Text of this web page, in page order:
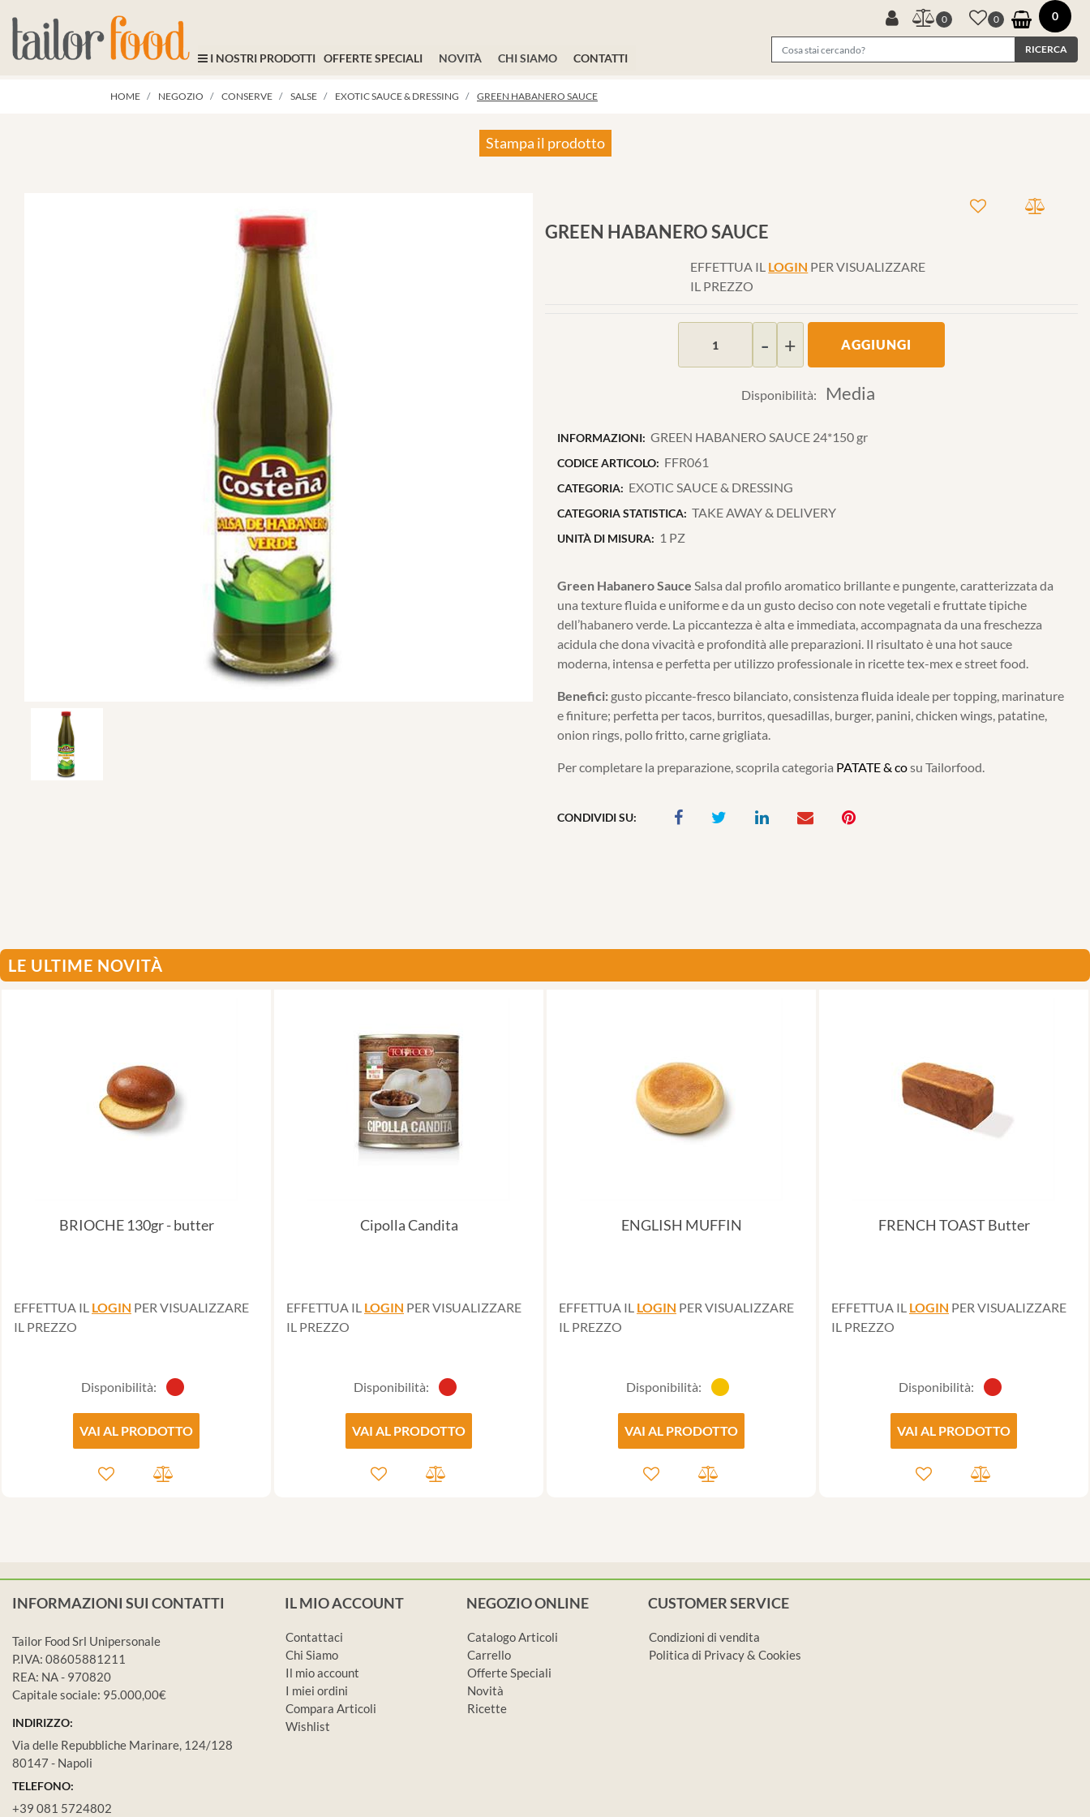
I NOSTRI PRODOTTI OFFERTE SPECIALI NOVITÀ CHI SIAMO CONTATTI
0 0 0
HOME NEGOZIO CONSERVE SALSE EXOTIC SAUCE & DRESSING GREEN HABANERO SAUCE
Stampa il prodotto
GREEN HABANERO SAUCE
EFFETTUA IL LOGIN PER VISUALIZZARE
IL PREZZO
AGGIUNGI
Disponibilità: Media
INFORMAZIONI: GREEN HABANERO SAUCE 24*150 gr
CODICE ARTICOLO: FFR061
CATEGORIA: EXOTIC SAUCE & DRESSING
CATEGORIA STATISTICA: TAKE AWAY & DELIVERY
UNITÀ DI MISURA: 1 PZ
Green Habanero Sauce Salsa dal profilo aromatico brillante e pungente, caratterizzata da
una texture fluida e uniforme e da un gusto deciso con note vegetali e fruttate tipiche
dell’habanero verde. La piccantezza è alta e immediata, accompagnata da una freschezza
acidula che dona vivacità e profondità alle preparazioni. Il risultato è una hot sauce
moderna, intensa e perfetta per utilizzo professionale in ricette tex-mex e street food.
Benefici: gusto piccante-fresco bilanciato, consistenza fluida ideale per topping, marinature
e finiture; perfetta per tacos, burritos, quesadillas, burger, panini, chicken wings, patatine,
onion rings, pollo fritto, carne grigliata.
Per completare la preparazione, scoprila categoria PATATE & cosu Tailorfood.
CONDIVIDI SU:
LE ULTIME NOVITÀ
BRIOCHE 130gr - butter
EFFETTUA IL LOGIN PER VISUALIZZARE
IL PREZZO
Disponibilità:
VAI AL PRODOTTO
Cipolla Candita
EFFETTUA IL LOGIN PER VISUALIZZARE
IL PREZZO
Disponibilità:
VAI AL PRODOTTO
ENGLISH MUFFIN
EFFETTUA IL LOGIN PER VISUALIZZARE
IL PREZZO
Disponibilità:
VAI AL PRODOTTO
FRENCH TOAST Butter
EFFETTUA IL LOGIN PER VISUALIZZARE
IL PREZZO
Disponibilità:
VAI AL PRODOTTO
INFORMAZIONI SUI CONTATTI
Tailor Food Srl Unipersonale
P.IVA: 08605881211
REA: NA - 970820
Capitale sociale: 95.000,00€
INDIRIZZO:
Via delle Repubbliche Marinare, 124/128
80147 - Napoli
TELEFONO:
+39 081 5724802
IL MIO ACCOUNT
Contattaci
Chi Siamo
Il mio account
I miei ordini
Compara Articoli
Wishlist
NEGOZIO ONLINE
Catalogo Articoli
Carrello
Offerte Speciali
Novità
Ricette
CUSTOMER SERVICE
Condizioni di vendita
Politica di Privacy & Cookies